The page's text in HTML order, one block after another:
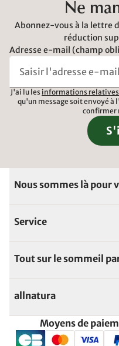
Ne
Abonnez-vous à la lettre
réduction
Adresse e-mail (champ
J'ai lu les informations relatives
qu'un message soit envoyé à
confirmer
Nous sommes là pour
Service
Tout sur le sommeil
allnatura
Moyens de